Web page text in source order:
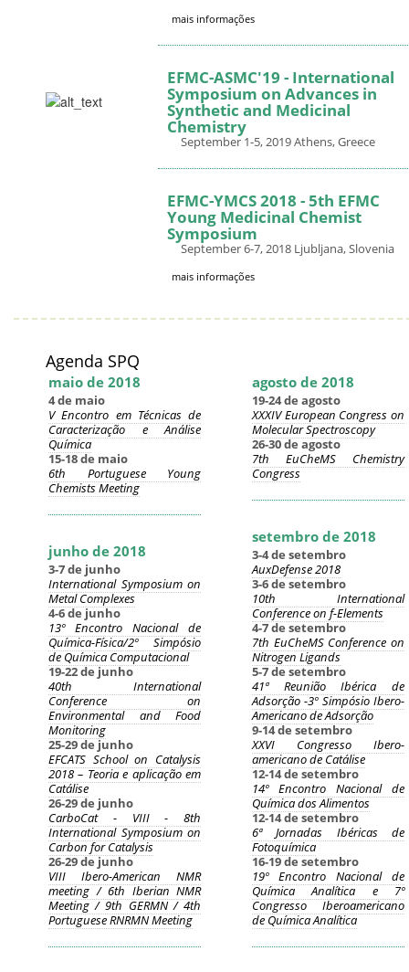
mais informações
EFMC-ASMC'19 - International
Symposium on Advances in
Synthetic and Medicinal
Chemistry
September 1-5, 2019 Athens, Greece
EFMC-YMCS 2018 - 5th EFMC
Young Medicinal Chemist
Symposium
September 6-7, 2018 Ljubljana, Slovenia
mais informações
Agenda SPQ
maio de 2018
4 de maio
V Encontro em Técnicas de
Caracterização e Análise
Química
15-18 de maio
6th Portuguese Young
Chemists Meeting
junho de 2018
3-7 de junho
International Symposium on
Metal Complexes
4-6 de junho
13º Encontro Nacional de
Química-Física/2º Simpósio
de Química Computacional
19-22 de junho
40th International
Conference on
Environmental and Food
Monitoring
25-29 de junho
EFCATS School on Catalysis
2018 – Teoria e aplicação em
Catálise
26-29 de junho
CarboCat - VIII - 8th
International Symposium on
Carbon for Catalysis
26-29 de junho
VIII Ibero-American NMR
meeting / 6th Iberian NMR
Meeting / 9th GERMN / 4th
Portuguese RNRMN Meeting
agosto de 2018
19-24 de agosto
XXXIV European Congress on
Molecular Spectroscopy
26-30 de agosto
7th EuCheMS Chemistry
Congress
setembro de 2018
3-4 de setembro
AuxDefense 2018
3-6 de setembro
10th International
Conference on f-Elements
4-7 de setembro
7th EuCheMS Conference on
Nitrogen Ligands
5-7 de setembro
41ª Reunião Ibérica de
Adsorção -3º Simpósio Ibero-
Americano de Adsorção
9-14 de setembro
XXVI Congresso Ibero-
americano de Catálise
12-14 de setembro
14º Encontro Nacional de
Química dos Alimentos
12-14 de setembro
6ª Jornadas Ibéricas de
Fotoquímica
16-19 de setembro
19º Encontro Nacional de
Química Analítica e 7º
Congresso Iberoamericano
de Química Analítica